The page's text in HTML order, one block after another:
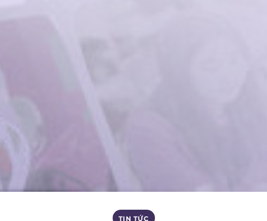
TIN TỨC